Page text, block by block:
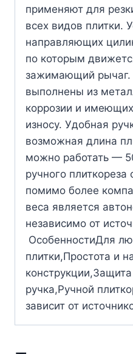
применяют для
всех видов плитки.
направляющих
по которым
зажимающий рычаг.
выполнены из
коррозии и
износу. Удобная
возможная длина
можно работать —
ручного плиткореза
помимо более
веса является
независимо от
ОсобенностиДля
плитки,Простота и
ручка,Ручной
зависит от